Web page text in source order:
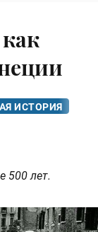
ИСТОРИЯ
500 лет.